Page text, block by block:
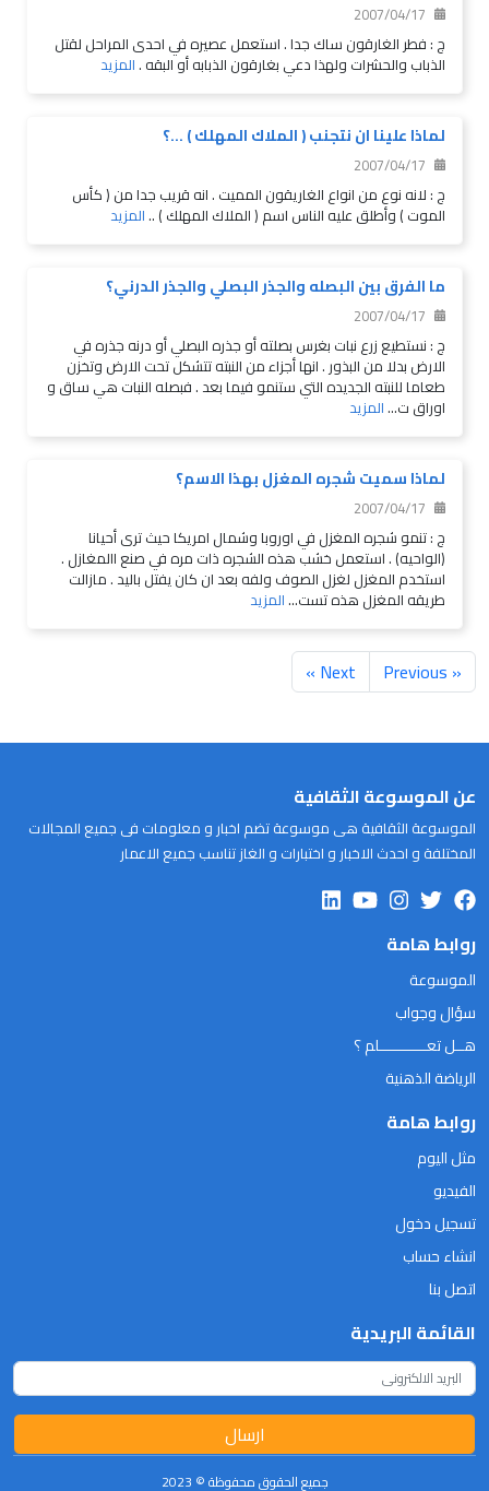
2007/04/17
ج : فطر الغارقون ساك جدا . استعمل عصيره في احدى المراحل لقتل
الذباب والحشرات ولهذا دعي بغارقون الذبابه أو البقه .المزيد
لماذا علينا ان نتجنب ( الملاك المهلك ) ...؟
2007/04/17
ج : لانه نوع من انواع الغاريقون المميت . انه قريب جدا من ( كأس
الموت ) وأطلق عليه الناس اسم ( الملاك المهلك ) ..المزيد
ما الفرق بين البصله والجذر البصلي والجذر الدرني؟
2007/04/17
ج : نستطيع زرع نبات بغرس بصلته أو جذره البصلي أو درنه جذره في
الارض بدلا من البذور . انها أجزاء من النبته تتشكل تحت الارض وتخزن
طعاما للنبته الجديده التي ستنمو فيما بعد . فبصله النبات هي ساق و
اوراق ت...المزيد
لماذا سميت شجره المغزل بهذا الاسم؟
2007/04/17
ج : تنمو شجره المغزل في اوروبا وشمال امريكا حيث ترى أحيانا
(الواحيه) . استعمل خشب هذه الشجره ذات مره في صنع االمغازل .
استخدم المغزل لغزل الصوف ولفه بعد ان كان يفتل باليد . مازالت
طريقه المغزل هذه تست...المزيد
« Previous
Next »
عن الموسوعة الثقافية
الموسوعة الثقافية هى موسوعة تضم اخبار و معلومات فى جميع المجالات
المختلفة و احدث الاخبار و اختبارات و الغاز تناسب جميع الاعمار
روابط هامة
الموسوعة
سؤال وجواب
هــل تعـــــــــــلم ؟
الرياضة الذهنية
روابط هامة
مثل اليوم
الفيديو
تسجيل دخول
انشاء حساب
اتصل بنا
القائمة البريدية
ارسال
جميع الحقوق محفوظة © 2023